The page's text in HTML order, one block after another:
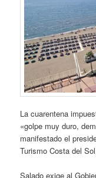
La cuarentena
«golpe muy duro,
manifestado el
Turismo Costa del
Salado exige al